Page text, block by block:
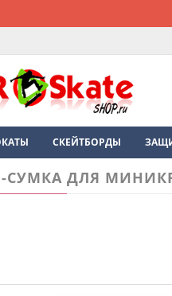
СКЕЙТБОРДЫ
СУМКА ДЛЯ